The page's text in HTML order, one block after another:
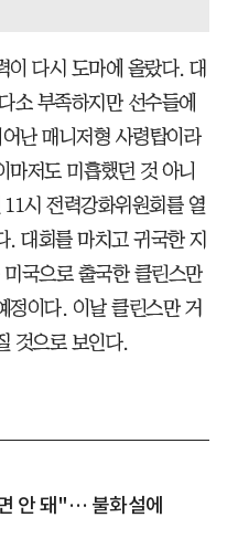
이 다시 도마에 올랐다. 대
소 부족하지만 선수들에
난 매니저형 사령탑이라
마저도 미흡했던 것 아니
시 전력강화위원회를 열
. 대회를 마치고 귀국한 지
국으로 출국한 클린스만
정이다. 이날 클린스만 거
것으로 보인다.
안 돼"… 불화설에